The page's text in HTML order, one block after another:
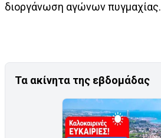
διοργάνωση αγώνων πυγμαχίας.
Τα ακίνητα της εβδομάδας